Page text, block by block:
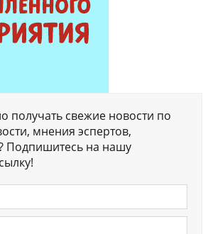
получать свежие новости по
мнения эспертов,
Подпишитесь на нашу